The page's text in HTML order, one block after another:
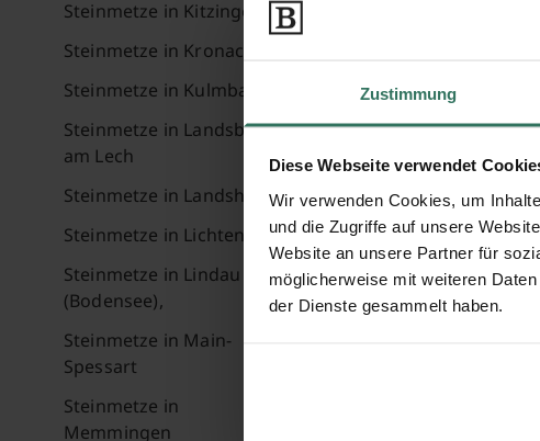
Zustimmung
Diese Webseite verwendet
Wir verwenden Cookies, um
und die Zugriffe auf unsere
Website an unsere Partner für
möglicherweise mit weiteren
der Dienste gesammelt haben.
Steinmetze in Kitzingen
Steinmetze in Kronach
Steinmetze in Kulmbach
Steinmetze in Landsberg
am Lech
Steinmetze in Landshut
Steinmetze in Lichtenfels
Steinmetze in Lindau
(Bodensee),
Steinmetze in Main-
Spessart
Steinmetze in
Memmingen